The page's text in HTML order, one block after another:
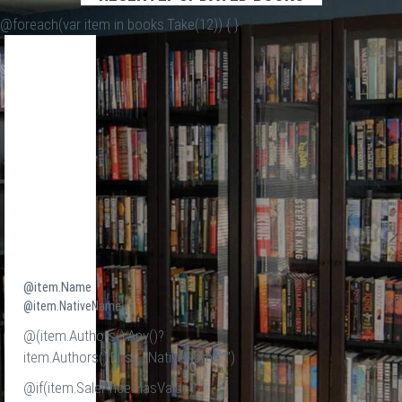
@foreach(var item in books.Take(12)) {}
@item.Name
@item.NativeName
@(item.Authors().Any()?
item.Authors().First().NativeName:"")
@if(item.SalePrice.HasValue)